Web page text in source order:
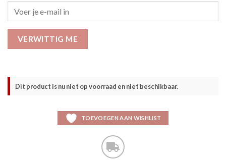
VERWITTIG ME
Dit product is nu niet op voorraad en niet beschikbaar.
TOEVOEGEN AAN WISHLIST